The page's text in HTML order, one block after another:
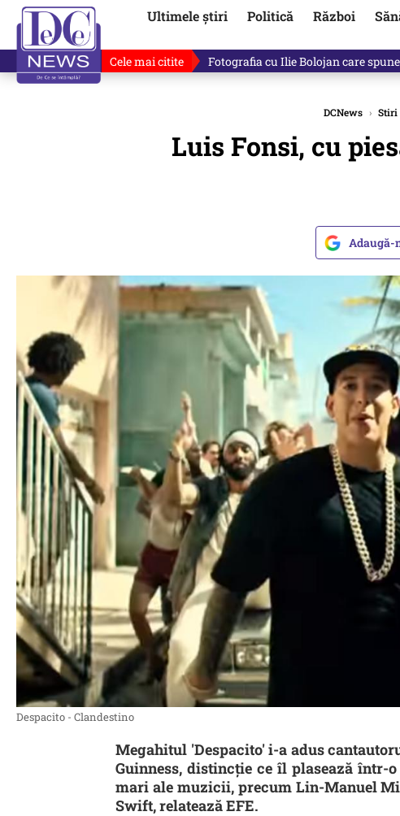
Ultimele știri Politică Război
Cele mai citite Răzvan Dumitrescu îi cere scuze,
DCNews › Stiri
Luis Fonsi, cu
Adaugă-
Despacito - Clandestino
Megahitul 'Despacito' i-a adus
Guinness, distincţie ce îl plasează într-
mari ale muzicii, precum Lin-Manuel
Swift, relatează EFE.